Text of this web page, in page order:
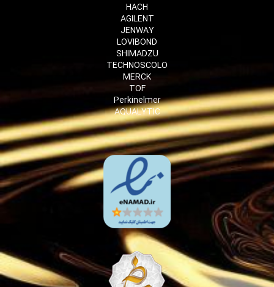
HACH
AGILENT
JENWAY
LOVIBOND
SHIMADZU
TECHNOSCOLO
MERCK
TOF
Perkinelmer
AQUALYTIC